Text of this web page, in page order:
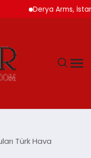
Derya Arms, İstanbul
Türk Hava